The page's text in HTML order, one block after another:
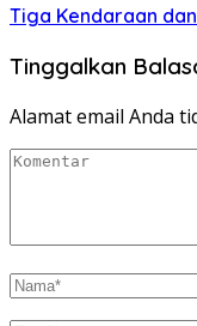
Tiga Kendaraan
Tinggalkan
Alamat email Anda